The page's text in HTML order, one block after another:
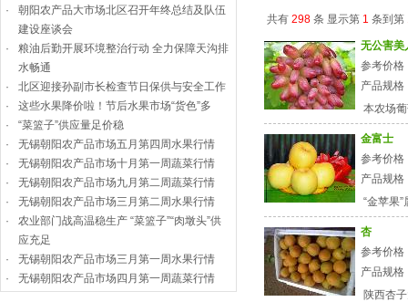
·
朝阳农产品大市场北区召开年终总结及队伍
建设座谈会
·
粮油后勤开展环境整治行动 全力保障天沟排
水畅通
·
北区迎接孙副市长检查节日保供与安全工作
·
这些水果降价啦！节后水果市场“货色”多
·
“菜篮子”供应量足价稳
·
无锡朝阳农产品市场五月第四周水果行情
·
无锡朝阳农产品市场十月第一周蔬菜行情
·
无锡朝阳农产品市场九月第二周蔬菜行情
·
无锡朝阳农产品市场三月第二周水果行情
·
农业部门战高温稳生产 “菜篮子”“肉墩头”供
应充足
·
无锡朝阳农产品市场三月第一周水果行情
·
无锡朝阳农产品市场四月第一周蔬菜行情
共有298条 显示第 1 条到第
无公害美
参考价格
产品规
本农场
金富士
参考价格
产品规
“金苹果
杏
参考价格
产品规
陕西杏